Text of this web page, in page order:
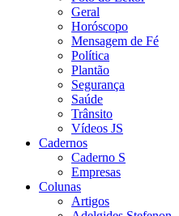
Geral
Horóscopo
Mensagem de Fé
Política
Plantão
Segurança
Saúde
Trânsito
Vídeos JS
Cadernos
Caderno S
Empresas
Colunas
Artigos